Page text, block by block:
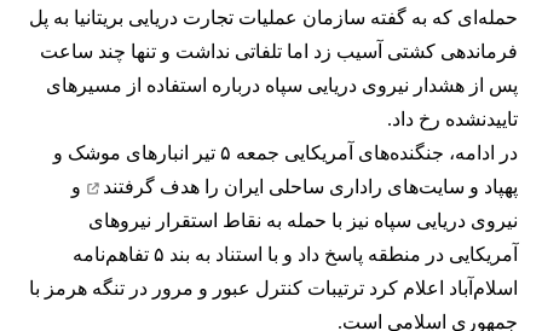
حمله‌ای که به گفته سازمان عملیات تجارت دریایی بریتانیا به پل
فرماندهی کشتی آسیب زد اما تلفاتی نداشت و تنها چند ساعت
پس از هشدار نیروی دریایی سپاه درباره استفاده از مسیرهای
تاییدنشده رخ داد.
در ادامه، جنگنده‌های آمریکایی جمعه ۵ تیر انبارهای موشک و
پهپاد و سایت‌های راداری ساحلی ایران را هدف گرفتند
و
نیروی دریایی سپاه نیز با حمله به نقاط استقرار نیروهای
آمریکایی در منطقه پاسخ داد و با استناد به بند ۵ تفاهم‌نامه
اسلام‌آباد اعلام کرد ترتیبات کنترل عبور و مرور در تنگه هرمز با
جمهوری اسلامی است.